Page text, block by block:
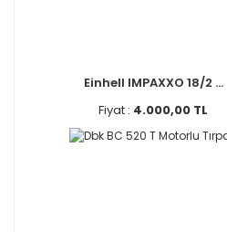
Einhell IMPAXXO 18/2 ...
Fiyat : 4.000,00 TL